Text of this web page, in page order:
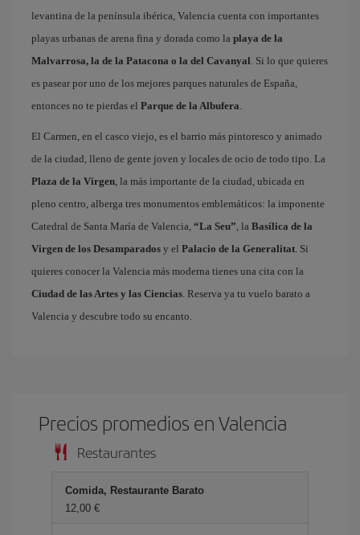
levantina de la península ibérica, Valencia cuenta con importantes
playas urbanas de arena fina y dorada como la playa de la
Malvarrosa, la de la Patacona o la del Cavanyal. Si lo que quieres
es pasear por uno de los mejores parques naturales de España,
entonces no te pierdas el Parque de la Albufera.
El Carmen, en el casco viejo, es el barrio más pintoresco y animado
de la ciudad, lleno de gente joven y locales de ocio de todo tipo. La
Plaza de la Virgen, la más importante de la ciudad, ubicada en
pleno centro, alberga tres monumentos emblemáticos: la imponente
Catedral de Santa María de Valencia, “La Seu”, la Basílica de la
Virgen de los Desamparados y el Palacio de la Generalitat. Si
quieres conocer la Valencia más moderna tienes una cita con la
Ciudad de las Artes y las Ciencias. Reserva ya tu vuelo barato a
Valencia y descubre todo su encanto.
Precios promedios en Valencia
Restaurantes
Comida, Restaurante Barato
12,00 €